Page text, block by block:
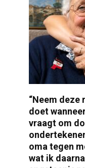
“Neem deze
doet
vraagt om
oma tegen
wat ik